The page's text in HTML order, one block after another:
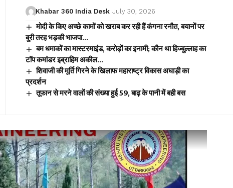
Khabar 360 India Desk July 30, 2026
मोदी के किए अच्छे कामों को खराब कर रही हैं कंगना रनौत, बयानों पर
बुरी तरह भड़की भाजपा…
बम धमाकों का मास्टरमाइंड, करोड़ों का इनामी; कौन था हिज्बुल्लाह का
टॉप कमांडर इब्राहिम अकील…
शिवाजी की मूर्ति गिरने के खिलाफ महाराष्ट्र विकास अघाड़ी का
प्रदर्शन
तूफान से मरने वालों की संख्या हुई 59, बाढ़ के पानी में बही बस